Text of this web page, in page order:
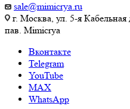
sale@mimicrya.ru
г. Москва, ул. 5-я
пав. Mimicrya
Вконтакте
Telegram
YouTube
MAX
WhatsApp